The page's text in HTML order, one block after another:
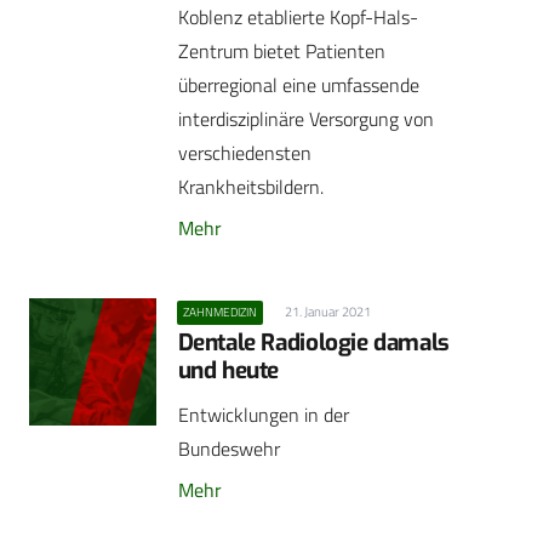
Koblenz etablierte Kopf-Hals-
Zentrum bietet Patienten
überregional eine umfassende
interdisziplinäre Versorgung von
verschiedensten
Krankheitsbildern.
Mehr
ZAHNMEDIZIN 21. Januar 2021
Dentale Radiologie damals
und heute
Entwicklungen in der
Bundeswehr
Mehr